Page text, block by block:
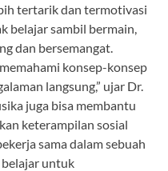
tertarik dan termotivasi
belajar sambil bermain,
dan bersemangat.
konsep-konsep
langsung,” ujar Dr.
juga bisa membantu
keterampilan sosial
sama dalam sebuah
belajar untuk